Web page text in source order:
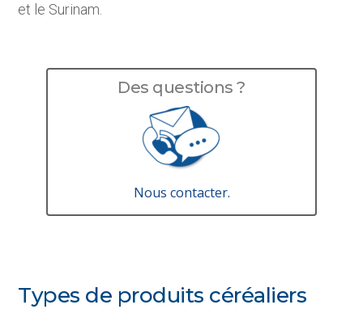
et le Surinam.
Des questions ?
Nous contacter.
Types de produits céréaliers